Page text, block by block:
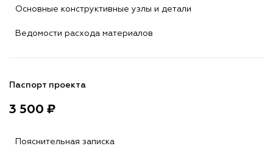
Основные конструктивные узлы и детали
Ведомости расхода материалов
Паспорт проекта
3 500 ₽
Пояснительная записка